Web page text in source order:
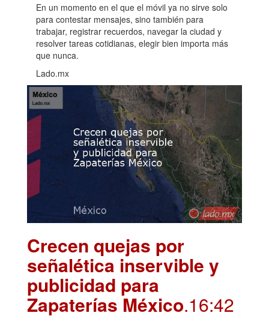
En un momento en el que el móvil ya no sirve solo
para contestar mensajes, sino también para
trabajar, registrar recuerdos, navegar la ciudad y
resolver tareas cotidianas, elegir bien importa más
que nunca.
Lado.mx
Crecen quejas por
señalética inservible y
publicidad para
Zapaterías México.16:42